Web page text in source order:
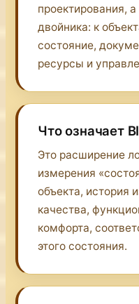
проектирования,
двойника: к
состояние,
ресурсы и
Что означает
Это расширение
измерения
объекта, история
качества,
комфорта,
этого состояния.